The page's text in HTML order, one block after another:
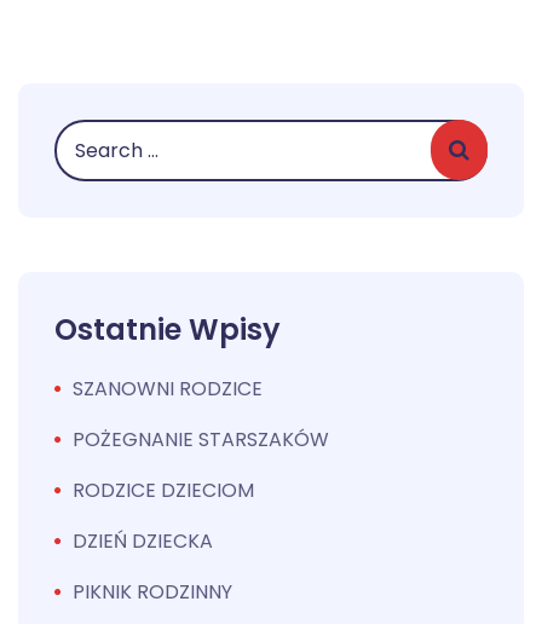
Ostatnie Wpisy
SZANOWNI RODZICE
POŻEGNANIE STARSZAKÓW
RODZICE DZIECIOM
DZIEŃ DZIECKA
PIKNIK RODZINNY